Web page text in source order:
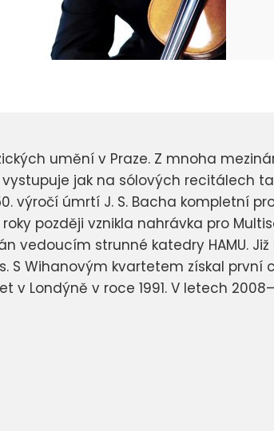
umění v Praze. Z mnoha
jak na sólových recitálech
výročí úmrtí J. S. Bacha kompletní
později vznikla nahrávka pro
vedoucím strunné katedry HAMU.
Wihanovým kvartetem získal první
Londýně v roce 1991. V letech